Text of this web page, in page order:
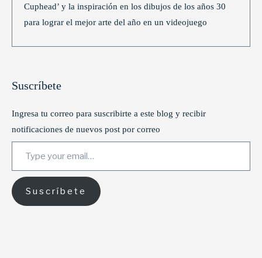
Cuphead’ y la inspiración en los dibujos de los años 30
para lograr el mejor arte del año en un videojuego
Suscríbete
Ingresa tu correo para suscribirte a este blog y recibir
notificaciones de nuevos post por correo
Type your email…
Suscríbete